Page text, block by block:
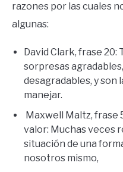
razones por las cuales
algunas:
David Clark, frase 20:
sorpresas
desagradables, y son
manejar.
Maxwell Maltz, frase
valor: Muchas veces
situación de una
nosotros mismo,